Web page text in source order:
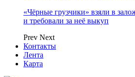
«Чёрные грузчики» взяли в
и требовали за неё выкуп
Prev Next
Контакты
Лента
Карта